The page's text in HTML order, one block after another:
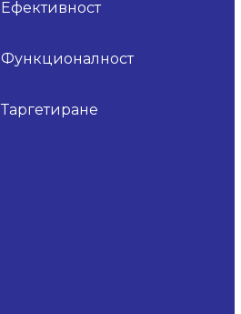
Ефективност
Функционалност
Таргетиране